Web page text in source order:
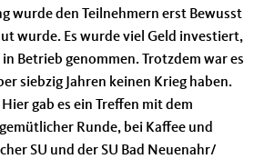
wurde den Teilnehmern erst Bewusst
wurde. Es wurde viel Geld investiert,
Betrieb genommen. Trotzdem war es
siebzig Jahren keinen Krieg haben.
gab es ein Treffen mit dem
Runde, bei Kaffee und
SU und der SU Bad Neuenahr/